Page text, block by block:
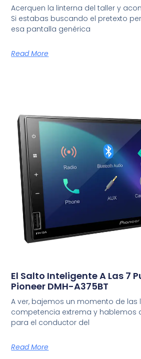
Acerquen la linterna del taller y
Si estabas buscando el pretexto
esa pantalla genérica
Read More
El Salto Inteligente A Las 7
Pioneer DMH-A375BT
A ver, bajemos un momento de las
competencia extrema y hablemos
para el conductor del
Read More